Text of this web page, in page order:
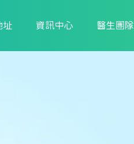
址 資訊中心 醫生團隊